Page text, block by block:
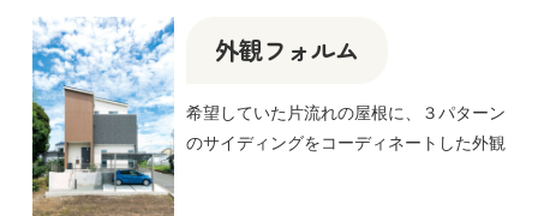
外観フォルム
希望していた片流れの屋根に、３パターン
のサイディングをコーディネートした外観